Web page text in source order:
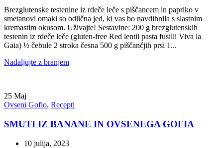
Brezglutenske testenine iz rdeče leče s piščancem in papriko v
smetanovi omaki so odlična jed, ki vas bo navdihnila s slastnim
kremastim okusom. Uživajte! Sestavine: 200 g brezglutenskih
testenin iz rdeče leče (gluten-free Red lentil pasta fusilli Viva la
Gaia) ½ čebule 2 stroka česna 500 g piščančjih prsi 1...
Nadaljujte z branjem
25 Maj
Ovseni Gofio, Recepti
SMUTI IZ BANANE IN OVSENEGA GOFIA
10 julija, 2023